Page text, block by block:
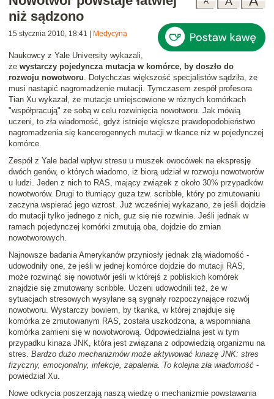
niż sądzono
15 stycznia 2010, 18:41 Medycyna
Naukowcy z Yale University wykazali,
że wystarczy pojedyncza mutacja w komórce, by doszło do
rozwoju nowotworu. Dotychczas większość specjalistów sądziła, że
musi nastąpić nagromadzenie mutacji. Tymczasem zespół profesora
Tian Xu wykazał, że mutacje umiejscowione w różnych komórkach
"współpracują" ze sobą w celu rozwinięcia nowotworu. Jak mówią
uczeni, to zła wiadomość, gdyż istnieje większe prawdopodobieństwo
nagromadzenia się kancerogennych mutacji w tkance niż w pojedynczej
komórce.
Zespół z Yale badał wpływ stresu u muszek owocówek na ekspresję
dwóch genów, o których wiadomo, iż biorą udział w rozwoju nowotworów
u ludzi. Jeden z nich to RAS, mający związek z około 30% przypadków
nowotworów. Drugi to tłumiący guza tzw. scribble, który po zmutowaniu
zaczyna wspierać jego wzrost. Już wcześniej wykazano, że jeśli dojdzie
do mutacji tylko jednego z nich, guz się nie rozwinie. Jeśli jednak w
ramach pojedynczej komórki zmutują oba, dojdzie do zmian
nowotworowych.
Najnowsze badania Amerykanów przyniosły jednak złą wiadomość -
udowodniły one, że jeśli w jednej komórce dojdzie do mutacji RAS,
może rozwinąć się nowotwór jeśli w którejś z pobliskich komórek
znajdzie się zmutowany scribble. Uczeni udowodnili też, że w
sytuacjach stresowych wysyłane są sygnały rozpoczynające rozwój
nowotworu. Wystarczy bowiem, by tkanka, w której znajduje się
komórka ze zmutowanym RAS, została uszkodzona, a wspomniana
komórka zamieni się w nowotworową. Odpowiedzialna jest w tym
przypadku kinaza JNK, która jest związana z odpowiedzią organizmu na
stres. Bardzo dużo mechanizmów może aktywować kinazę JNK: stres
fizyczny, emocjonalny, infekcje, zapalenia. To kolejna zła wiadomość -
powiedział Xu.
Nowe odkrycia poszerzają naszą wiedzę o mechanizmie powstawania